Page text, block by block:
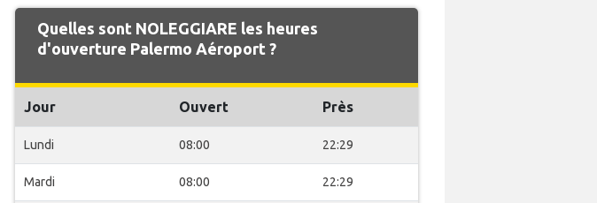
Quelles sont NOLEGGIARE les heures
d'ouverture Palermo Aéroport ?
Jour Ouvert Près
Lundi 08:00 22:29
Mardi 08:00 22:29